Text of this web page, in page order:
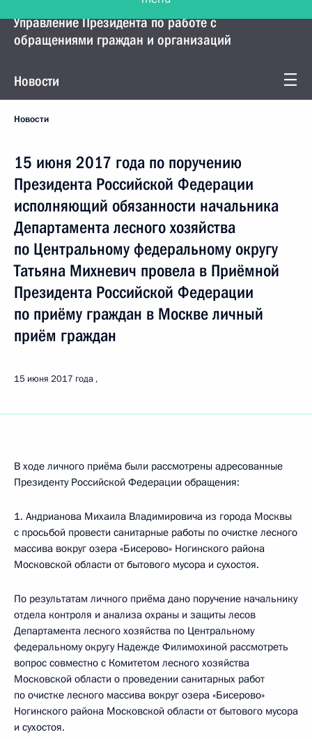
Управление Президента по работе с
обращениями граждан и организаций
Новости
Новости
15 июня 2017 года по поручению
Президента Российской Федерации
исполняющий обязанности начальника
Департамента лесного хозяйства
по Центральному федеральному округу
Татьяна Михневич провела в Приёмной
Президента Российской Федерации
по приёму граждан в Москве личный
приём граждан
15 июня 2017 года
В ходе личного приёма были рассмотрены адресованные
Президенту Российской Федерации обращения:
1. Андрианова Михаила Владимировича из города Москвы
с просьбой провести санитарные работы по очистке лесного
массива вокруг озера «Бисерово» Ногинского района
Московской области от бытового мусора и сухостоя.
По результатам личного приёма дано поручение начальнику
отдела контроля и анализа охраны и защиты лесов
Департамента лесного хозяйства по Центральному
федеральному округу Надежде Филимохиной рассмотреть
вопрос совместно с Комитетом лесного хозяйства
Московской области о проведении санитарных работ
по очистке лесного массива вокруг озера «Бисерово»
Ногинского района Московской области от бытового мусора
и сухостоя.